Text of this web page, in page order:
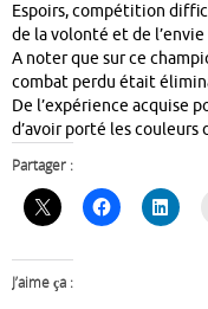
Espoirs, compétition
de la volonté et de l’envie
A noter que sur ce
combat perdu était
De l’expérience acquise
d’avoir porté les couleurs
Partager :
J’aime ça :